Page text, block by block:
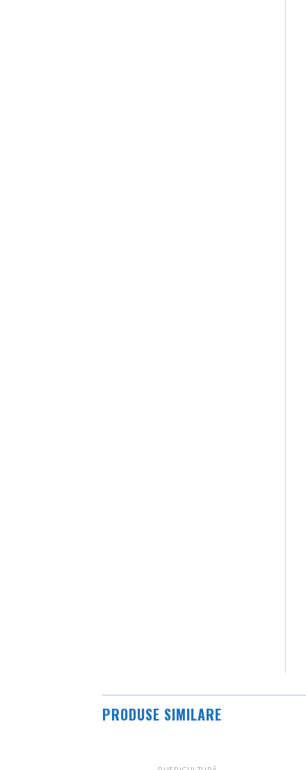
PRODUSE SIMILARE